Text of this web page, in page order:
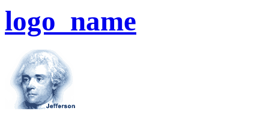
logo_name